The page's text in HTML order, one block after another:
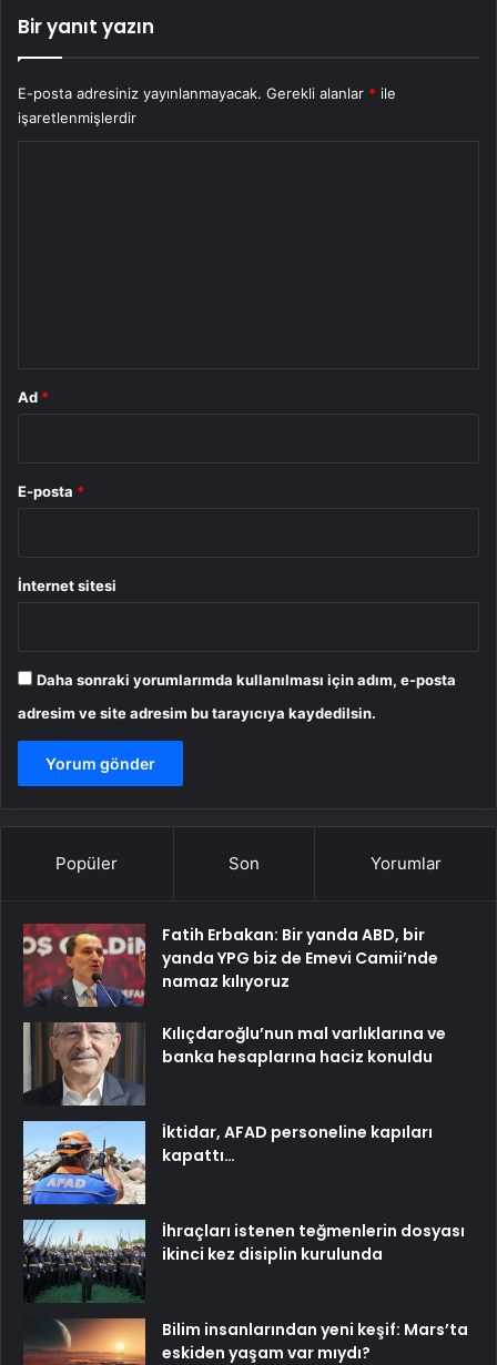
Bir yanıt yazın
E-posta adresiniz yayınlanmayacak. Gerekli alanlar * ile
işaretlenmişlerdir
Ad *
E-posta *
İnternet sitesi
Daha sonraki yorumlarımda kullanılması için adım, e-posta
adresim ve site adresim bu tarayıcıya kaydedilsin.
Popüler Son Yorumlar
Fatih Erbakan: Bir yanda ABD, bir
yanda YPG biz de Emevi Camii’nde
namaz kılıyoruz
Kılıçdaroğlu’nun mal varlıklarına ve
banka hesaplarına haciz konuldu
İktidar, AFAD personeline kapıları
kapattı…
İhraçları istenen teğmenlerin dosyası
ikinci kez disiplin kurulunda
Bilim insanlarından yeni keşif: Mars’ta
eskiden yaşam var mıydı?